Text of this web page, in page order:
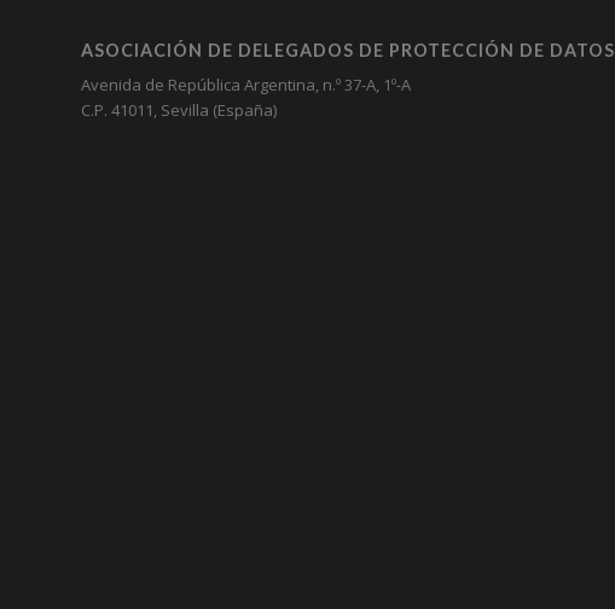
ASOCIACIÓN DE DELEGADOS DE PROTECCIÓN DE
Avenida de República Argentina, n.º 37-A, 1º-A
C.P. 41011, Sevilla (España)